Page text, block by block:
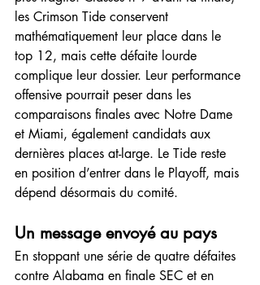
les Crimson Tide conservent
mathématiquement leur place dans le
top 12, mais cette défaite lourde
complique leur dossier. Leur performance
offensive pourrait peser dans les
comparaisons finales avec Notre Dame
et Miami, également candidats aux
dernières places at-large. Le Tide reste
en position d’entrer dans le Playoff, mais
dépend désormais du comité.
Un message envoyé au pays
En stoppant une série de quatre défaites
contre Alabama en finale SEC et en